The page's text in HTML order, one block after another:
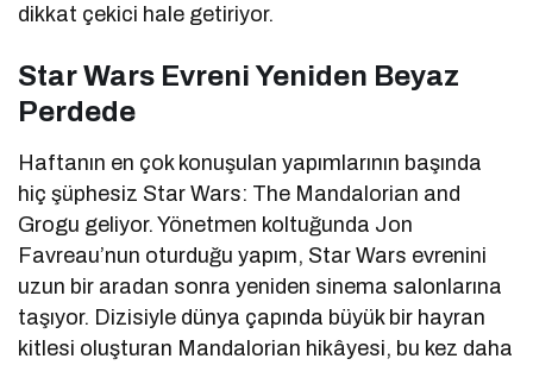
dikkat çekici hale getiriyor.
Star Wars Evreni Yeniden Beyaz
Perdede
Haftanın en çok konuşulan yapımlarının başında
hiç şüphesiz Star Wars: The Mandalorian and
Grogu geliyor. Yönetmen koltuğunda Jon
Favreau’nun oturduğu yapım, Star Wars evrenini
uzun bir aradan sonra yeniden sinema salonlarına
taşıyor. Dizisiyle dünya çapında büyük bir hayran
kitlesi oluşturan Mandalorian hikâyesi, bu kez daha